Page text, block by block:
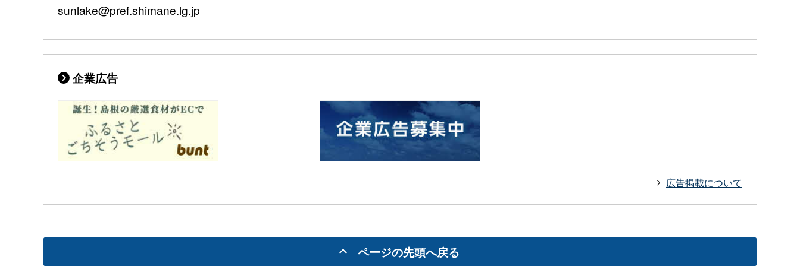
sunlake@pref.shimane.lg.jp
企業広告
広告掲載について
ページの先頭へ戻る